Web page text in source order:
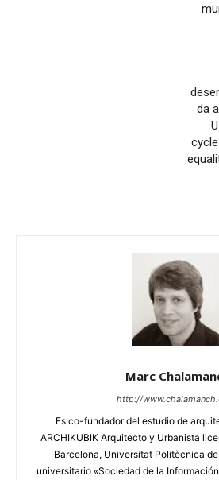
da
Marc
http://
Es co-fundador del estudio de
ARCHIKUBIK Arquitecto y Urbanista
Barcelona, Universitat Politècnica
universitario «Sociedad de la